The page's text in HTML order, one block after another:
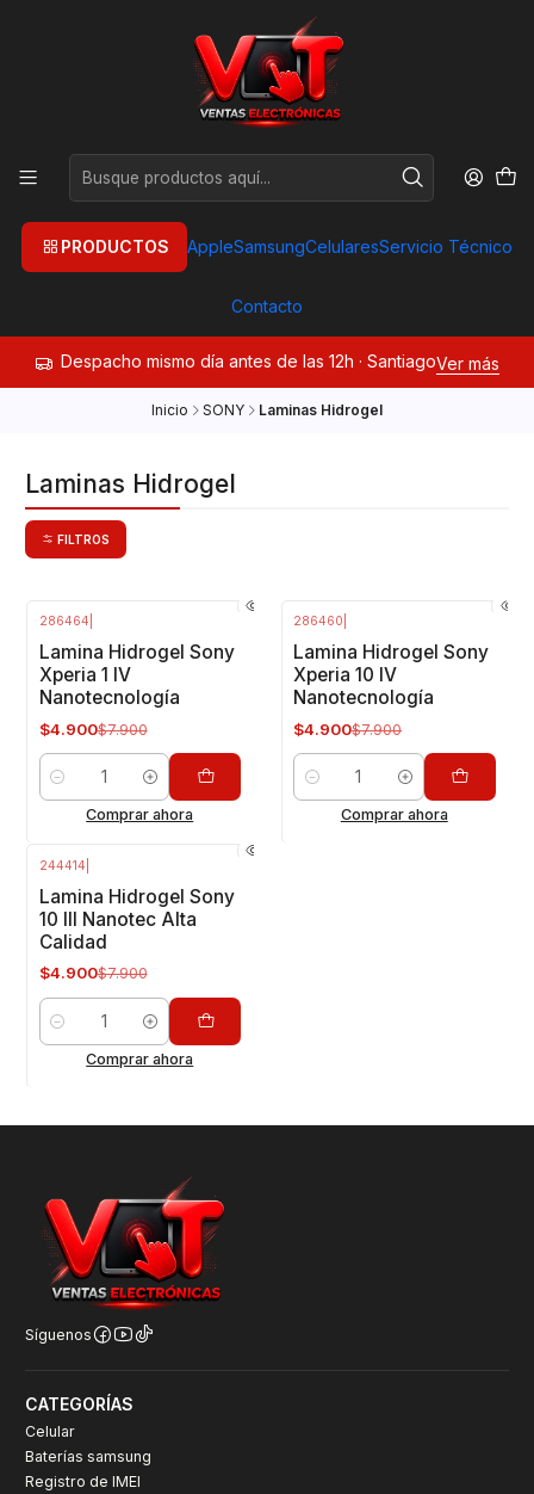
PRODUCTOS AppleSamsungCelularesServicio Técnico
Contacto
Despacho mismo día antes de las 12h · SantiagoVer más
Inicio SONY Laminas Hidrogel
Laminas Hidrogel
FILTROS
286464
Lamina Hidrogel Sony
Xperia 1 IV
Nanotecnología
$4.900$7.900
Cantidad
Comprar ahora
286460
Lamina Hidrogel Sony
Xperia 10 IV
Nanotecnología
$4.900$7.900
Cantidad
Comprar ahora
244414
Lamina Hidrogel Sony
10 lll Nanotec Alta
Calidad
$4.900$7.900
Cantidad
Comprar ahora
Síguenos
CATEGORÍAS
Celular
Baterías samsung
Registro de IMEI